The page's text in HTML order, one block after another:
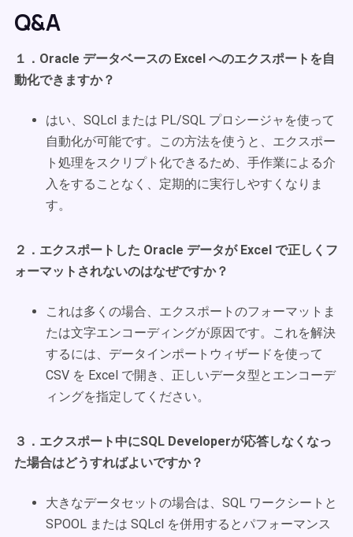
Q&A
１．Oracle データベースの Excel へのエクスポートを自
動化できますか？
はい、SQLcl または PL/SQL プロシージャを使って
自動化が可能です。この方法を使うと、エクスポー
ト処理をスクリプト化できるため、手作業による介
入をすることなく、定期的に実行しやすくなりま
す。
２．エクスポートした Oracle データが Excel で正しくフ
ォーマットされないのはなぜですか？
これは多くの場合、エクスポートのフォーマットま
たは文字エンコーディングが原因です。これを解決
するには、データインポートウィザードを使って
CSV を Excel で開き、正しいデータ型とエンコーデ
ィングを指定してください。
３．エクスポート中にSQL Developerが応答しなくなっ
た場合はどうすればよいですか？
大きなデータセットの場合は、SQL ワークシートと
SPOOL または SQLcl を併用するとパフォーマンス